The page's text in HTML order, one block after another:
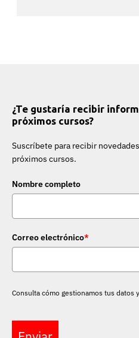
¿Te gustaría recibir
próximos cursos?
Suscríbete para recibir
próximos cursos.
Nombre completo
Correo electrónico*
Consulta cómo gestionamos tus